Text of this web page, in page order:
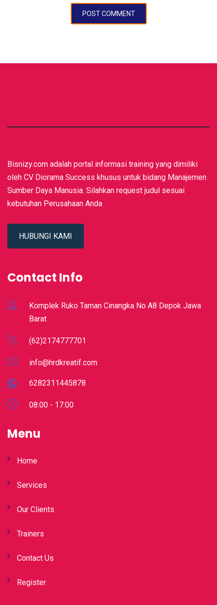
Bisnizy.com adalah portal informasi training yang dimiliki
oleh CV Diorama Success khusus untuk bidang Manajemen
Sumber Daya Manusia. Silahkan request judul sesuai
kebutuhan Perusahaan Anda
HUBUNGI KAMI
Contact Info
Komplek Ruko Taman Cinangka No A8 Depok Jawa
Barat
(62)2174777701
info@hrdkreatif.com
6282311445878
08:00 - 17:00
Menu
Home
Services
Our Clients
Trainers
Contact Us
Register